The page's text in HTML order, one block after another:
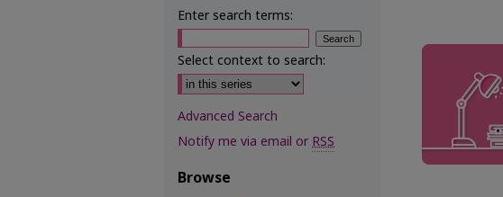
Enter search terms:
Select context to search:
Advanced Search
Notify me via email or RSS
Browse